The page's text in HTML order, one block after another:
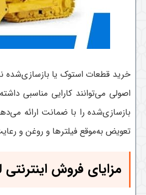
خرید قطعات استوک یا بازسازی‌شده
اصولی می‌توانند کارایی مناسبی
بازسازی‌شده را با ضمانت ارائه
تعویض به‌موقع فیلترها و روغن و
مزایای فروش اینترنتی